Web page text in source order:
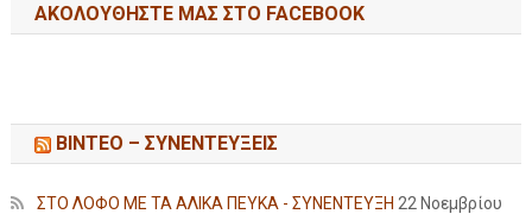
ΑΚΟΛΟΥΘΉΣΤΕ ΜΑΣ ΣΤΟ FACEBOOK
ΒΙΝΤΕΟ – ΣΥΝΕΝΤΕΥΞΕΙΣ
ΣΤΟ ΛΟΦΟ ΜΕ ΤΑ ΑΛΙΚΑ ΠΕΥΚΑ - ΣΥΝΕΝΤΕΥΞΗ 22 Νοεμβρίου